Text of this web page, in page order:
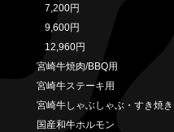
7,200円
9,600円
12,960円
宮崎牛焼肉/BBQ用
宮崎牛ステーキ用
宮崎牛しゃぶしゃぶ・すき焼き
国産和牛ホルモン